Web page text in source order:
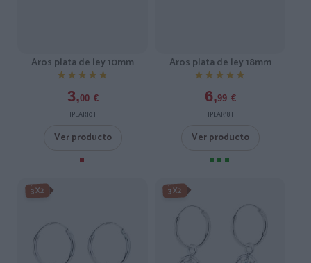
Aros plata de ley 10mm
★★★★★
★★★★★
3,00 €
[PLAR10 ]
Ver producto
Aros plata de ley 18mm
★★★★★
★★★★★
6,99 €
[PLAR18 ]
Ver producto
3X2 3X2